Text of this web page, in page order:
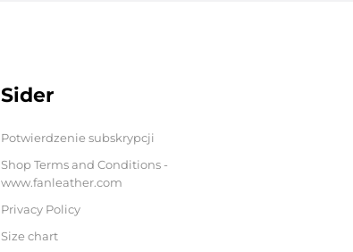
Sider
Potwierdzenie subskrypcji
Shop Terms and Conditions -
www.fanleather.com
Privacy Policy
Size chart